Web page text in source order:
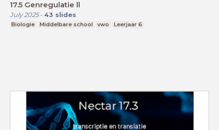
17.5 Genregulatie ll
July 2025- 43 slides
Biologie Middelbare school vwo Leerjaar 6